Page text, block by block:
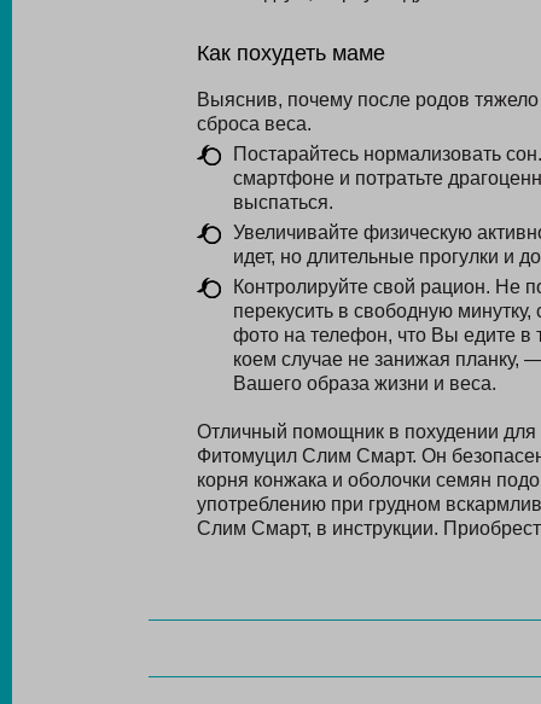
Как похудеть маме
Выяснив, почему после родов
сброса веса.
Постарайтесь нормализовать
смартфоне и потратьте
выспаться.
Увеличивайте физическую
идет, но длительные прогулки и
Контролируйте свой рацион. Не
перекусить в свободную
фото на телефон, что Вы едите в
коем случае не занижая планку,
Вашего образа жизни и веса.
Отличный помощник в похудении
Фитомуцил Слим Смарт. Он
корня конжака и оболочки семян
употреблению при грудном
Слим Смарт, в инструкции.